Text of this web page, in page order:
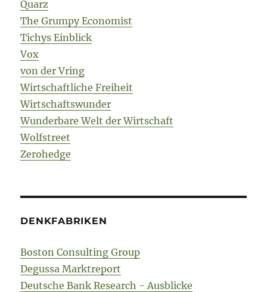
Quarz
The Grumpy Economist
Tichys Einblick
Vox
von der Vring
Wirtschaftliche Freiheit
Wirtschaftswunder
Wunderbare Welt der Wirtschaft
Wolfstreet
Zerohedge
DENKFABRIKEN
Boston Consulting Group
Degussa Marktreport
Deutsche Bank Research - Ausblicke